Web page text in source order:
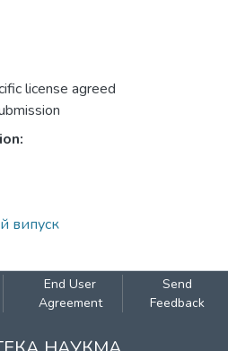
license agreed
випуск
End User
Agreement
Send
Feedback